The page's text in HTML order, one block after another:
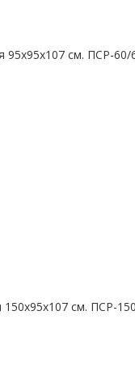
95х95х107 см. ПСР-60/
см. ПСР-